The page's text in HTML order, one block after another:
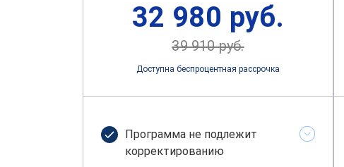
32 980 руб.
39 910 руб.
Доступна беспроцентная рассрочка
Программа не подлежит
корректированию